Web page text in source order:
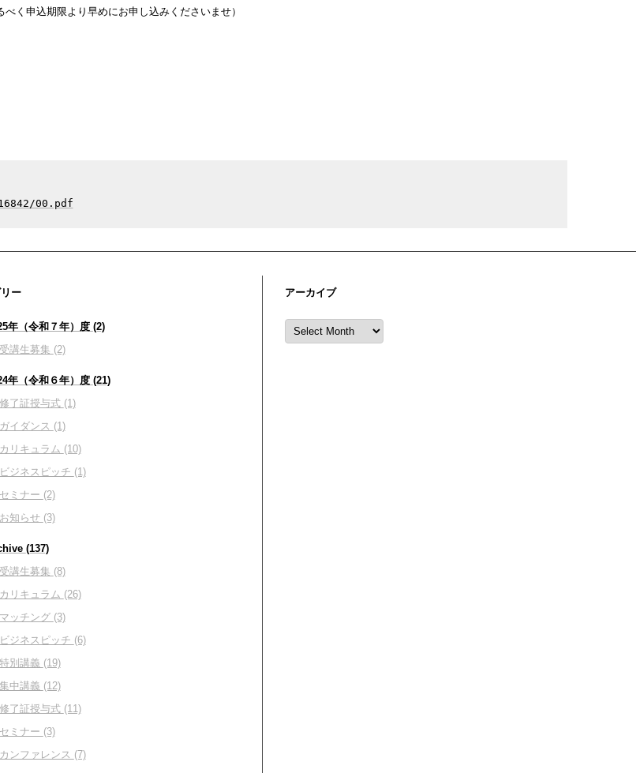
く申込期限より早めにお申し込みくださいませ）
00.pdf
ー
年（令和７年）度 (2)
受講生募集 (2)
年（令和６年）度 (21)
修了証授与式 (1)
ガイダンス (1)
カリキュラム (10)
ビジネスピッチ (1)
セミナー (2)
お知らせ (3)
(137)
受講生募集 (8)
カリキュラム (26)
マッチング (3)
ビジネスピッチ (6)
特別講義 (19)
集中講義 (12)
修了証授与式 (11)
セミナー (3)
カンファレンス (7)
アーカイブ